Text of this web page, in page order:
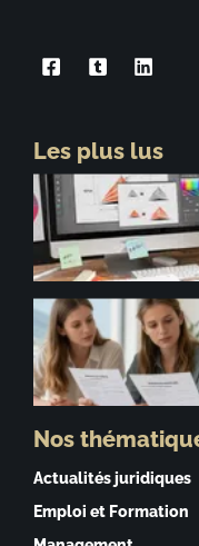
Les plus lus
Nos
Actualités juridiques
Emploi et Formation